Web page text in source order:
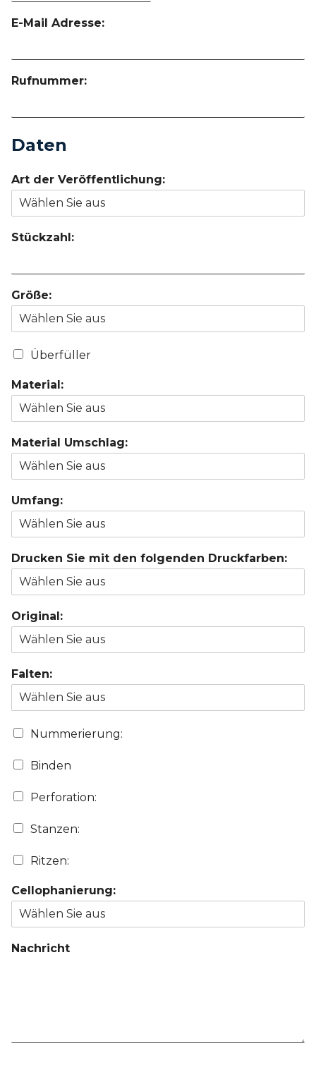
E-Mail Adresse:
Rufnummer:
Daten
Art der Veröffentlichung:
Stückzahl:
Größe:
Überfüller
Material:
Material Umschlag:
Umfang:
Drucken Sie mit den folgenden Druckfarben:
Original:
Falten:
Nummerierung:
Binden
Perforation:
Stanzen:
Ritzen:
Cellophanierung:
Nachricht